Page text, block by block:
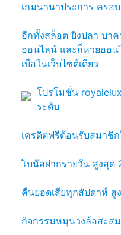
เกมนานาประการ ครอ
อีกทั้งสล็อต ยิงปลา บา
ออนไลน์ และก็หวยออ
เบื่อในเว็บไซต์เดียว
โปรโมชั่น
ระดับ
เครดิตฟรีต้อนรับสมาชิ
โบนัสฝากรายวัน สูงสุด
คืนยอดเสียทุกสัปดาห์ สู
กิจกรรมหมุนวงล้อสะส